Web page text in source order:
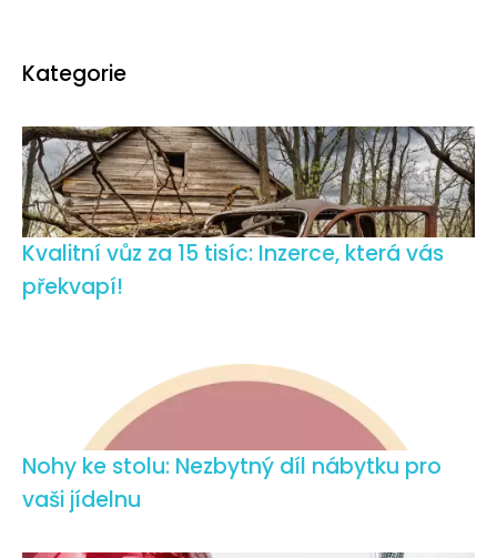
Kategorie
Kvalitní vůz za 15 tisíc: Inzerce, která vás
překvapí!
Nohy ke stolu: Nezbytný díl nábytku pro
vaši jídelnu